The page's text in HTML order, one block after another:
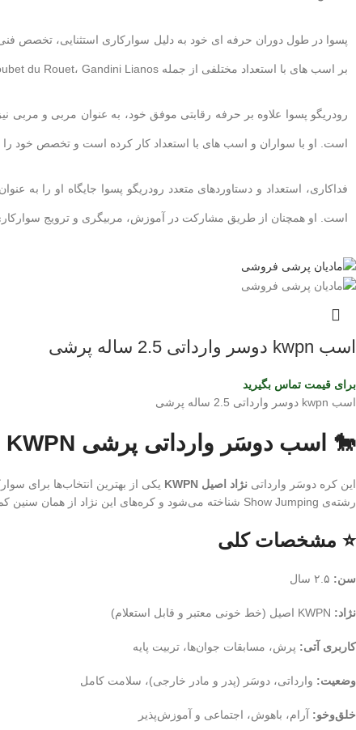
پسوا در طول دوران حرفه ای خود به دلیل سوارکاری استثنایی، تخصص
بر اسب های با استعداد مختلفی از جمله Baloubet du Rouet، Gandini Lianos و HH Rebozo و غیره بوده است.
رودریگو پسوا علاوه بر حرفه رقابتی موفق خود، به عنوان مربی و مربی
است. او با سواران و اسب های با استعداد کار کرده است و تخصص خود
فداکاری، استعداد و دستاوردهای متعدد رودریگو پسوا جایگاه او را به
است. او همچنان از طریق مشارکت در آموزش، مربیگری و ترویج
اسب kwpn دوسر وارداتی 2.5 ساله پرشی
برای قیمت تماس بگیرید
اسب kwpn دوسر وارداتی 2.5 ساله پرشی
🐎 اسب دوسَر وارداتی پرشی KWPN – کره ۲.۵ ساله | نسل‌برتر مخصوص آینده‌سازان پرش
این کره دوسَر وارداتی نژاد اصیل KWPN یکی از بهترین انتخاب‌ها برای
رشته‌ی Show Jumping شناخته می‌شود و کره‌های این نژاد از همان سنین کم، قدرت، هوش و تعادل فوق‌العاده‌ای نشان می‌دهند.
⭐ مشخصات کلی
سن:
نژاد:
کاربری آتی: پرش، مسابقات جوان‌ها، تربیت پایه
وضعیت: وارداتی، دوسَر (پدر و مادر خارجی)، سلامت کامل
خلق‌وخو: آرام، باهوش، اجتماعی و آموزش‌پذیر